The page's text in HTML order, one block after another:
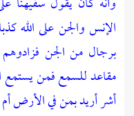
الإنس والجن على الله
برجال من الجن
مقاعد للسمع فمن يستمع
أشر أريد بمن في الأرض